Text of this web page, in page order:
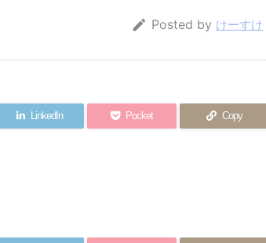
 Posted by けーすけ
LinkedIn Pocket Copy